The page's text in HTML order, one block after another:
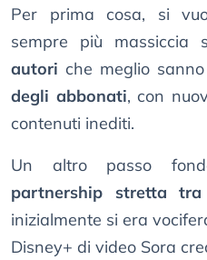
Per prima cosa, si
sempre più massiccia
autori che meglio
degli abbonati, con
contenuti inediti.
Un altro passo
partnership stretta
inizialmente si era
Disney+ di video Sora